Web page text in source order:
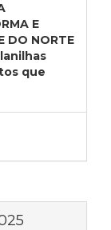
E
DO NORTE
que